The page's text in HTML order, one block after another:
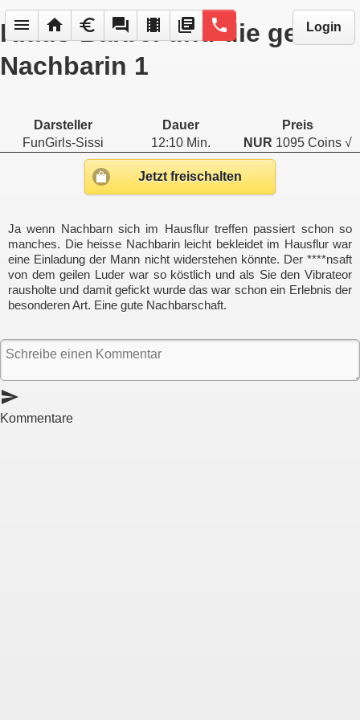
menu home euro forum local_movies library_books phone Login
Klaus-Bärbel und die geile
Nachbarin 1
Darsteller Dauer
Preis
FunGirls-Sissi
12:10 Min. NUR 1095 Coins √
Jetzt freischalten
Ja wenn Nachbarn sich im Hausflur treffen passiert schon so
manches. Die heisse Nachbarin leicht bekleidet im Hausflur war
eine Einladung der Mann nicht widerstehen könnte. Der ****nsaft
von dem geilen Luder war so köstlich und als Sie den Vibrateor
rausholte und damit gefickt wurde das war schon ein Erlebnis der
besonderen Art. Eine gute Nachbarschaft.
send
Kommentare